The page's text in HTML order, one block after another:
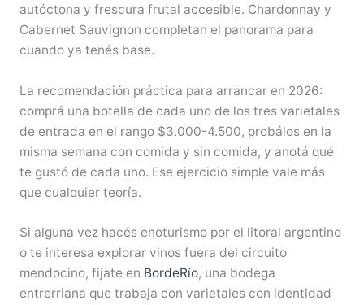
autóctona y frescura frutal accesible. Chardonnay y
Cabernet Sauvignon completan el panorama para
cuando ya tenés base.
La recomendación práctica para arrancar en 2026:
comprá una botella de cada uno de los tres varietales
de entrada en el rango $3.000-4.500, probálos en la
misma semana con comida y sin comida, y anotá qué
te gustó de cada uno. Ese ejercicio simple vale más
que cualquier teoría.
Si alguna vez hacés enoturismo por el litoral argentino
o te interesa explorar vinos fuera del circuito
mendocino, fijate en BordeRío, una bodega
entrerriana que trabaja con varietales con identidad